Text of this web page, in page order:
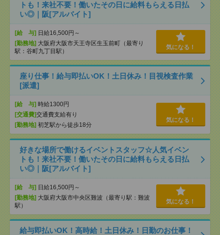
トも！来社不要！働いたその日に給料もらえる日払
い◎｜阪[アルバイト]
[給 与] 日給16,500円～
[勤務地] 大阪府大阪市天王寺区生玉前町（最寄り
駅：谷町九丁目駅）
気になる！
座り仕事！給与即払いOK！土日休み！目視検査作業
[派遣]
[給 与] 時給1300円
[交通費]交通費支給有り
[勤務地] 初芝駅から徒歩18分
気になる！
好きな場所で働けるイベントスタッフ☆人気イベン
トも！来社不要！働いたその日に給料もらえる日払
い◎｜阪[アルバイト]
[給 与] 日給16,500円～
[勤務地] 大阪府大阪市中央区難波（最寄り駅：難波
駅）
気になる！
給与即払いOK！高時給！土日休み！日勤のお仕事！